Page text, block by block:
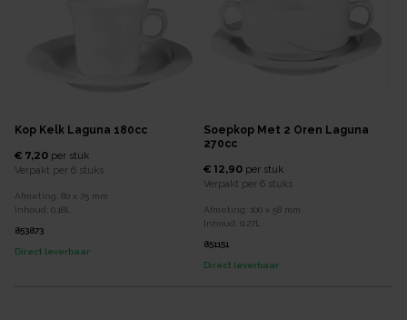
Kop Kelk Laguna 180cc
€ 7,20 per stuk
Verpakt per 6 stuks
Afmeting: 80 x 75 mm
Inhoud: 0,18L
853873
Direct leverbaar
Soepkop Met 2 Oren Laguna
270cc
€ 12,90 per stuk
Verpakt per 6 stuks
Afmeting: 100 x 58 mm
Inhoud: 0,27L
851151
Direct leverbaar